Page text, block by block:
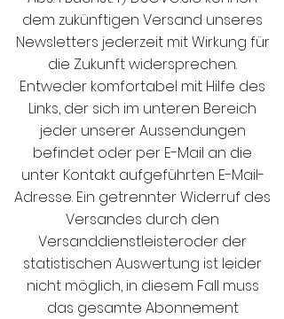
dem zukünftigen Versand unseres
Newsletters jederzeit mit Wirkung für
die Zukunft widersprechen.
Entweder komfortabel mit Hilfe des
Links, der sich im unteren Bereich
jeder unserer Aussendungen
befindet oder per E-Mail an die
unter Kontakt aufgeführten E-Mail-
Adresse. Ein getrennter Widerruf des
Versandes durch den
Versanddienstleisteroder der
statistischen Auswertung ist leider
nicht möglich, in diesem Fall muss
das gesamte Abonnement